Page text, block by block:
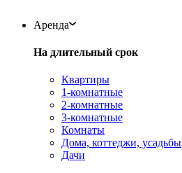
Аренда
На длительный срок
Квартиры
1-комнатные
2-комнатные
3-комнатные
Комнаты
Дома, коттеджи, усадьбы
Дачи